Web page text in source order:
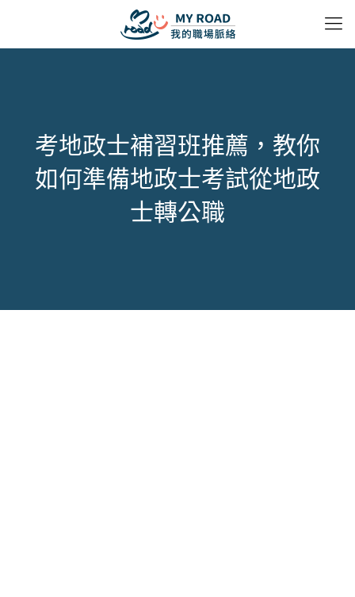
考地政士補習班推薦，教你
如何準備地政士考試從地政
士轉公職